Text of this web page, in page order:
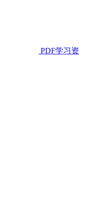
PDF学习资